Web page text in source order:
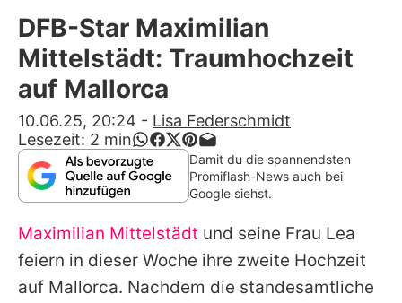
Stars
Filme & Serien
Lifestyle
Familie & Liebe
Promiflash Exklusiv
Alle Themen auf Promiflash
Jobs
DFB-Star Maximilian
Mittelstädt: Traumhochzeit
auf Mallorca
10.06.25, 20:24 - Lisa Federschmidt
Lesezeit: 2 min
Damit du die spannendsten
Promiflash-News auch bei
Google siehst.
Maximilian Mittelstädt und seine Frau Lea
feiern in dieser Woche ihre zweite Hochzeit
auf Mallorca. Nachdem die standesamtliche